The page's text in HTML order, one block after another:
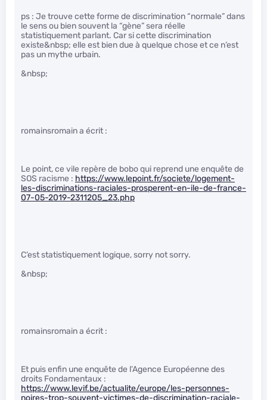
ps : Je trouve cette forme de discrimination “normale” dans
le sens ou bien souvent la “gène” sera réelle
statistiquement parlant. Car si cette discrimination
existe&nbsp; elle est bien due à quelque chose et ce n’est
pas un mythe urbain.
&nbsp;
romainsromain a écrit :
Le point, ce vile repère de bobo qui reprend une enquête de
SOS racisme : https://www.lepoint.fr/societe/logement-
les-discriminations-raciales-prosperent-en-ile-de-france-
07-05-2019-2311205_23.php
C’est statistiquement logique, sorry not sorry.
&nbsp;
romainsromain a écrit :
Et puis enfin une enquête de l’Agence Européenne des
droits Fondamentaux :
https://www.levif.be/actualite/europe/les-personnes-